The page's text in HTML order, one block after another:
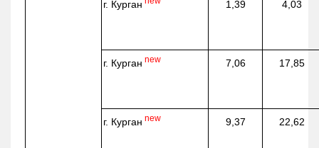
г. Курган 1,39 4,03
г. Курган new 7,06 17,85
г. Курган new 9,37 22,62